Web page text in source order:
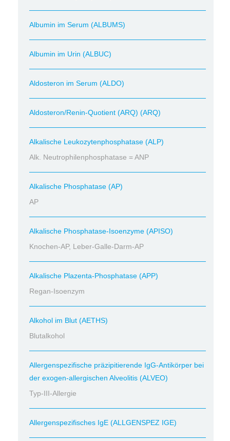
Albumin im Serum (ALBUMS)
Albumin im Urin (ALBUC)
Aldosteron im Serum (ALDO)
Aldosteron/Renin-Quotient (ARQ) (ARQ)
Alkalische Leukozytenphosphatase (ALP)
Alk. Neutrophilenphosphatase = ANP
Alkalische Phosphatase (AP)
AP
Alkalische Phosphatase-Isoenzyme (APISO)
Knochen-AP, Leber-Galle-Darm-AP
Alkalische Plazenta-Phosphatase (APP)
Regan-Isoenzym
Alkohol im Blut (AETHS)
Blutalkohol
Allergenspezifische präzipitierende IgG-Antikörper bei
der exogen-allergischen Alveolitis (ALVEO)
Typ-III-Allergie
Allergenspezifisches IgE (ALLGENSPEZ IGE)